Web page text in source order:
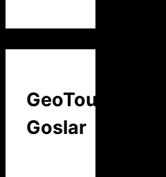
GeoTour
Goslar